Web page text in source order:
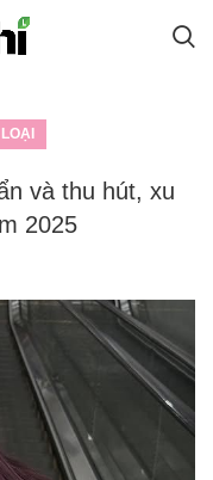
và thu hút, xu
2025